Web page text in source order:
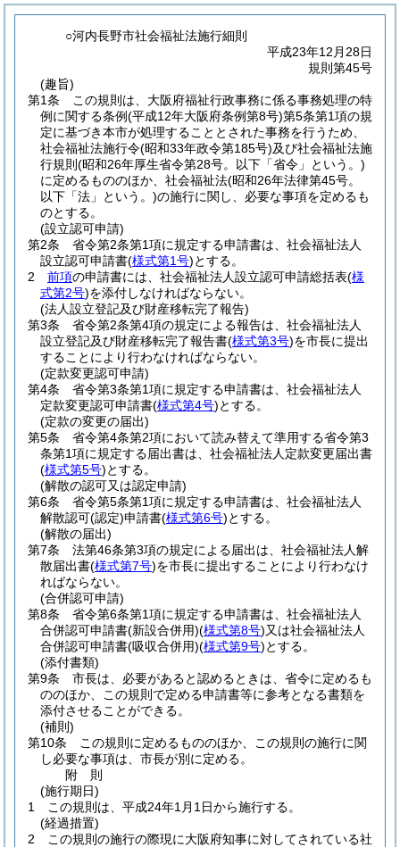
○河内長野市社会福祉法施行細則
平成23年12月28日
規則第45号
(趣旨)
第1条
この規則は、大阪府福祉行政事務に係る事務処理の特
例に関する条例(平成12年大阪府条例第8号)第5条第1項の規
定に基づき本市が処理することとされた事務を行うため、
社会福祉法施行令(昭和33年政令第185号)及び社会福祉法施
行規則 (昭和26年厚生省令第28号。以下「省令」という。)
に定めるもののほか、社会福祉法(昭和26年法律第45号。
以下「法」という。)の施行に関し、必要な事項を定めるも
のとする。
(設立認可申請)
第2条
省令第2条第1項に規定する申請書は、社会福祉法人
設立認可申請書(様式第1号)とする。
2
前項の申請書には、社会福祉法人設立認可申請総括表(様
式第2号)を添付しなければならない。
(法人設立登記及び財産移転完了報告)
第3条
省令第2条第4項の規定による報告は、社会福祉法人
設立登記及び財産移転完了報告書(様式第3号)を市長に提出
することにより行わなければならない。
(定款変更認可申請)
第4条
省令第3条第1項に規定する申請書は、社会福祉法人
定款変更認可申請書(様式第4号)とする。
(定款の変更の届出)
第5条
省令第4条第2項において読み替えて準用する省令第3
条第1項に規定する届出書は、社会福祉法人定款変更届出書
(様式第5号)とする。
(解散の認可又は認定申請)
第6条
省令第5条第1項に規定する申請書は、社会福祉法人
解散認可(認定)申請書(様式第6号)とする。
(解散の届出)
第7条
法第46条第3項の規定による届出は、社会福祉法人解
散届出書(様式第7号)を市長に提出することにより行わなけ
ればならない。
(合併認可申請)
第8条
省令第6条第1項に規定する申請書は、社会福祉法人
合併認可申請書(新設合併用)(様式第8号)又は社会福祉法人
合併認可申請書(吸収合併用)(様式第9号)とする。
(添付書類)
第9条
市長は、必要があると認めるときは、省令に定めるも
ののほか、この規則で定める申請書等に参考となる書類を
添付させることができる。
(補則)
第10条
この規則に定めるもののほか、この規則の施行に関
し必要な事項は、市長が別に定める。
附 則
(施行期日)
1
この規則は、平成24年1月1日から施行する。
(経過措置)
2
この規則の施行の際現に大阪府知事に対してされている社